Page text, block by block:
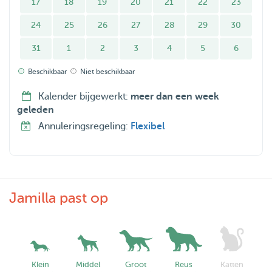
ervaring met honden. Aan duidelijkheid en liefde zal het
zeker niet ontbreken!
een berichtje :)
17 18 19 20 21 22 23
24 25 26 27 28 29 30
31 1 2 3 4 5 6
Beschikbaar Niet beschikbaar
Kalender bijgewerkt: meer dan een week
geleden
Annuleringsregeling: Flexibel
Jamilla past op
Klein Middel Groot Reus Katten